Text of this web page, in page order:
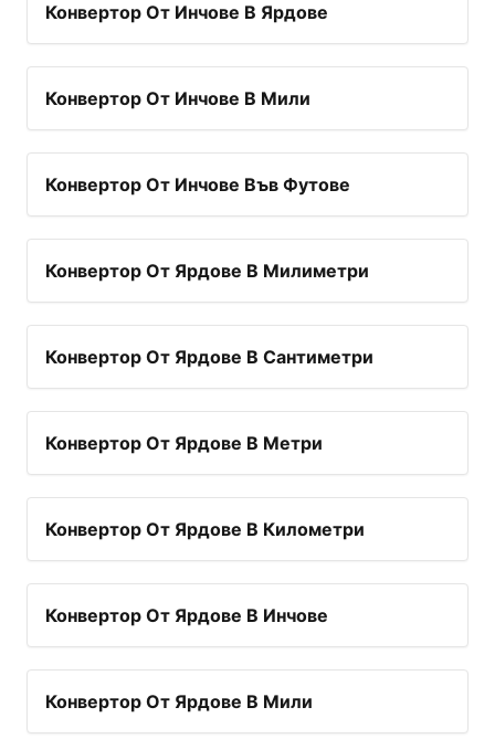
Конвертор От Инчове В Ярдове
Конвертор От Инчове В Мили
Конвертор От Инчове Във Футове
Конвертор От Ярдове В Милиметри
Конвертор От Ярдове В Сантиметри
Конвертор От Ярдове В Метри
Конвертор От Ярдове В Километри
Конвертор От Ярдове В Инчове
Конвертор От Ярдове В Мили